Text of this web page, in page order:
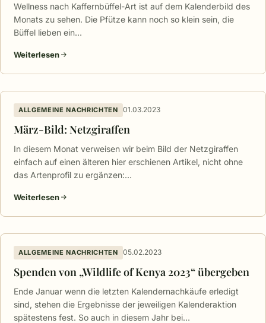
Wellness nach Kaffernbüffel-Art ist auf dem Kalenderbild des
Monats zu sehen. Die Pfütze kann noch so klein sein, die
Büffel lieben ein…
Weiterlesen
ALLGEMEINE NACHRICHTEN 01.03.2023
März-Bild: Netzgiraffen
In diesem Monat verweisen wir beim Bild der Netzgiraffen
einfach auf einen älteren hier erschienen Artikel, nicht ohne
das Artenprofil zu ergänzen:…
Weiterlesen
ALLGEMEINE NACHRICHTEN 05.02.2023
Spenden von „Wildlife of Kenya 2023“ übergeben
Ende Januar wenn die letzten Kalendernachkäufe erledigt
sind, stehen die Ergebnisse der jeweiligen Kalenderaktion
spätestens fest. So auch in diesem Jahr bei…